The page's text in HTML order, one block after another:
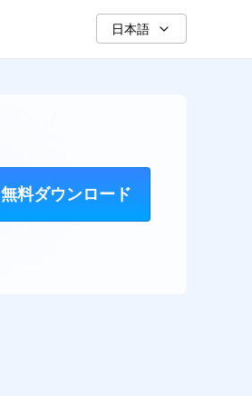
日本語
無料ダウンロード